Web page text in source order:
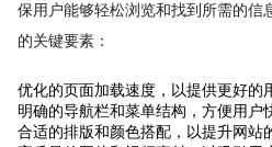
保用户能够轻松浏览和找到所需的信
的关键要素：
优化的页面加载速度，以提供更好的
明确的导航栏和菜单结构，方便用户
合适的排版和颜色搭配，以提升网站